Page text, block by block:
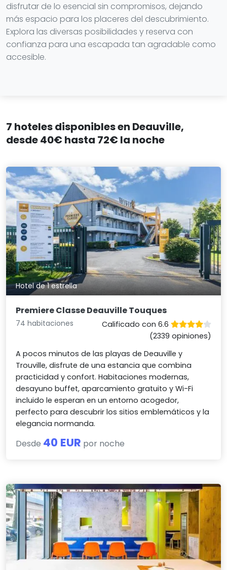
disfrutar de lo esencial sin compromisos, dejando
más espacio para los placeres del descubrimiento.
Explora las diversas posibilidades y reserva con
confianza para una escapada tan agradable como
accesible.
7 hoteles disponibles en Deauville,
desde 40€ hasta 72€ la noche
Hotel de 1 estrella
Premiere Classe Deauville Touques
74 habitaciones
Calificado con 6.6
(2339 opiniones)
A pocos minutos de las playas de Deauville y
Trouville, disfrute de una estancia que combina
practicidad y confort. Habitaciones modernas,
desayuno buffet, aparcamiento gratuito y Wi-Fi
incluido le esperan en un entorno acogedor,
perfecto para descubrir los sitios emblemáticos y la
elegancia normanda.
Desde 40 EUR por noche